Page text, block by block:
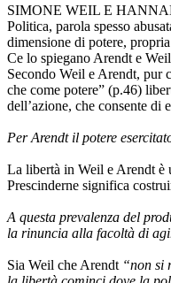
SIMONE WEIL E
Politica, parola spesso
dimensione di potere,
Ce lo spiegano Arendt e
Secondo Weil e Arendt, pur
che come potere” (p.46)
dell’azione, che consente di
Per Arendt il potere
La libertà in Weil e Arendt è
Prescinderne significa
A questa prevalenza del
la rinuncia alla facoltà di
Sia Weil che Arendt “non si